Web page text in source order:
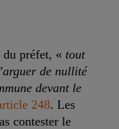
préfet, « tout
de nullité
devant le
248. Les
contester le